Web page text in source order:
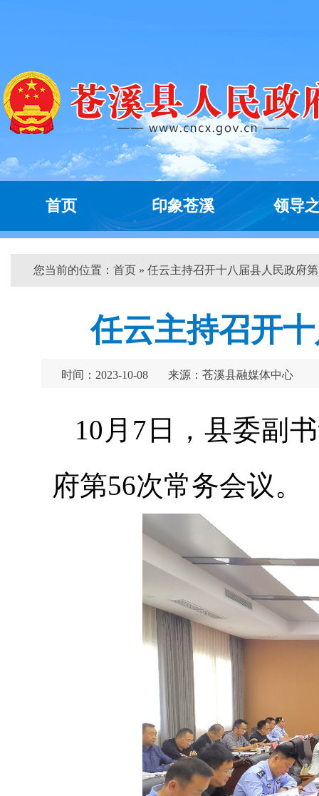
首页 印象苍溪 领导
您当前的位置： 首页 » 任云主持召开十八届县人民政府
任云主持召开
时间：2023-10-08 来源：苍溪县融媒体中心
10月7日，县委副
府第56次常务会议。